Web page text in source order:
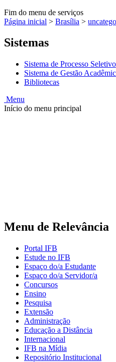
Fim do menu de serviços
Página inicial > Brasília >
Sistemas
Sistema de Processo Seletivo
Sistema de Gestão
Bibliotecas
Menu
Início do menu principal
Menu de Relevância
Portal IFB
Estude no IFB
Espaço do/a Estudante
Espaço do/a Servidor/a
Concursos
Ensino
Pesquisa
Extensão
Administração
Educação a Distância
Internacional
IFB na Mídia
Repositório Institucional